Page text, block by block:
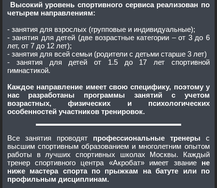
Высокий уровень спортивного сервиса реализован по
четырем направлениям:
- занятия для взрослых (групповые и индивидуальные);
- занятия для детей (две возрастные категории – от 3 до 6
лет, от 7 до 12 лет);
- занятия для всей семьи (родители с детьми старше 3 лет)
- занятия для детей от 1.5 до 17 лет спортивной
гимнастикой.
Каждое направление имеет свою специфику, поэтому у
нас разработаны программы занятий с учетом
возрастных, физических и психологических
особенностей участников тренировок.
Все занятия проводят профессиональные тренеры с
высшим спортивным образованием и многолетним опытом
работы в лучших спортивных школах Москвы. Каждый
тренер спортивного центра «Акробат» имеет звание не
ниже мастера спорта по прыжкам на батуте или по
профильным дисциплинам.